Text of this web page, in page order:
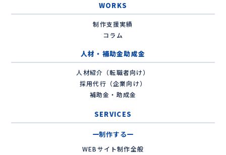
WORKS
制作支援実績
コラム
人材・補助金助成金
人材紹介（転職者向け）
採用代行（企業向け）
補助金・助成金
SERVICES
制作する
WEBサイト制作全般